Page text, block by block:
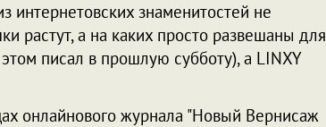
интернетовских знаменитостей не
растут, а на каких просто развешаны для
писал в прошлую субботу), а LINXY
онлайнового журнала "Новый Вернисаж